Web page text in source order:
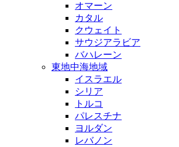
オマーン
カタル
クウェイト
サウジアラビア
バハレーン
東地中海地域
イスラエル
シリア
トルコ
パレスチナ
ヨルダン
レバノン